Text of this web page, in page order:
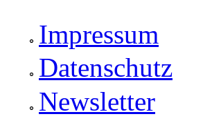
Impressum
Datenschutz
Newsletter